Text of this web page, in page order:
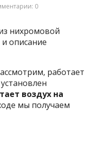
0
нихромовой
описание
работает
воздух на
мы получаем